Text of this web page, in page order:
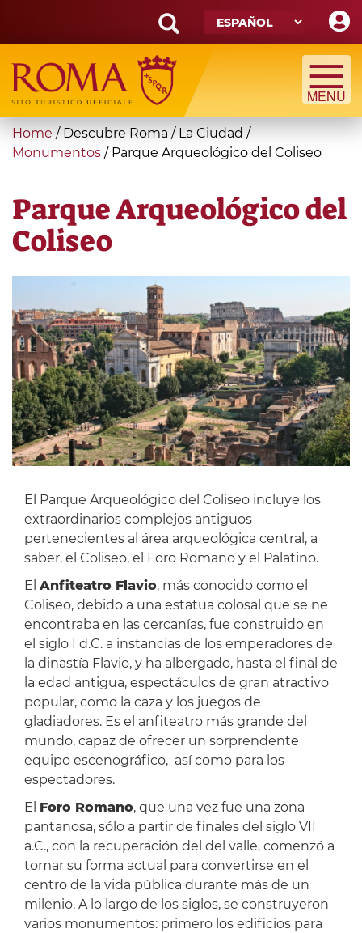
main
content
Search
form
Búsqueda
You
are
Home / Descubre Roma / La Ciudad /
Monumentos / Parque Arqueológico del Coliseo
Parque Arqueológico del
Coliseo
El Parque Arqueológico del Coliseo incluye los
extraordinarios complejos antiguos
pertenecientes al área arqueológica central, a
saber, el Coliseo, el Foro Romano y el Palatino.
El Anfiteatro Flavio, más conocido como el
Coliseo, debido a una estatua colosal que se ne
encontraba en las cercanías, fue construido en
el siglo I d.C. a instancias de los emperadores de
la dinastía Flavio, y ha albergado, hasta el final de
la edad antigua, espectáculos de gran atractivo
popular, como la caza y los juegos de
gladiadores. Es el anfiteatro más grande del
mundo, capaz de ofrecer un sorprendente
equipo escenográfico, así como para los
espectadores.
El Foro Romano, que una vez fue una zona
pantanosa, sólo a partir de finales del siglo VII
a.C., con la recuperación del del valle, comenzó a
tomar su forma actual para convertirse en el
centro de la vida pública durante más de un
milenio. A lo largo de los siglos, se construyeron
varios monumentos: primero los edificios para